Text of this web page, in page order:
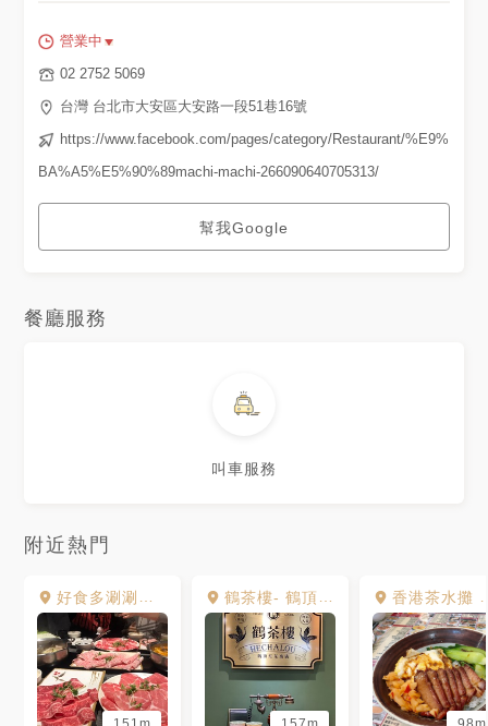
營業中
02 2752 5069
台灣 台北市大安區大安路一段51巷16號
https://www.facebook.com/pages/category/Restaurant/%E9%
BA%A5%E5%90%89machi-machi-266090640705313/
幫我Google
餐廳服務
叫車服務
附近熱門
好食多涮涮屋 大安店 鶴茶樓- 鶴頂紅茶商店(忠孝復興店) 香港茶水攤 敦南店